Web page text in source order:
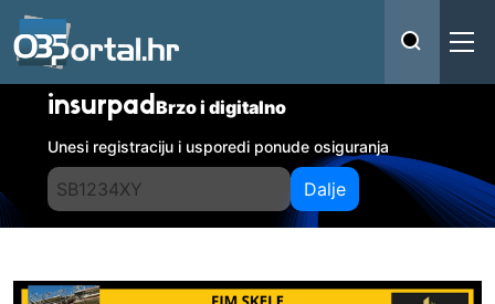
insurpadBrzo i digitalno
Unesi registraciju i usporedi ponude osiguranja
Dalje